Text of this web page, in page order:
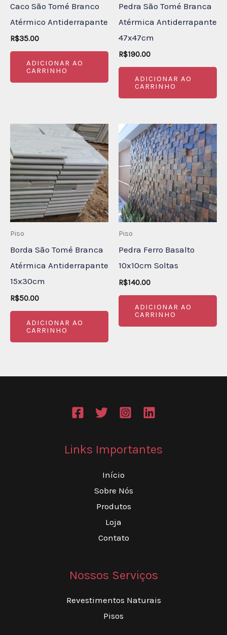
Caco São Tomé Branco
Atérmico Antiderrapante
R$35.00
ADICIONAR AO
CARRINHO
Pedra São Tomé Branca
Atérmica Antiderrapante
47x47cm
R$190.00
ADICIONAR AO
CARRINHO
Piso
Borda São Tomé Branca
Atérmica Antiderrapante
15x30cm
R$50.00
ADICIONAR AO
CARRINHO
Piso
Pedra Ferro Basalto
10x10cm Soltas
R$140.00
ADICIONAR AO
CARRINHO
Links Importantes
Início
Sobre Nós
Produtos
Loja
Contato
Nossos Serviços
Revestimentos Naturais
Pisos